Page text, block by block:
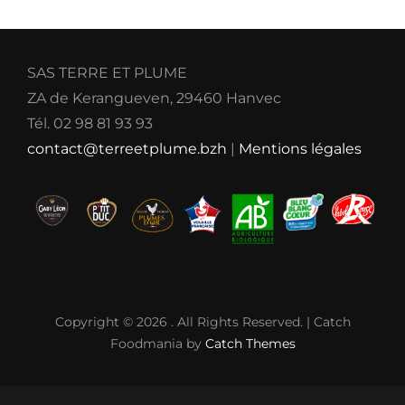
SAS TERRE ET PLUME
ZA de Kerangueven, 29460 Hanvec
Tél. 02 98 81 93 93
contact@terreetplume.bzh | Mentions légales
Copyright © 2026 . All Rights Reserved. | Catch
Foodmania by Catch Themes